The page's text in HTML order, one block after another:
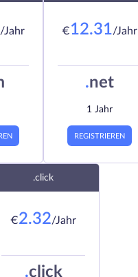
/Jahr €12.31/Jahr
.net
1 Jahr
REGISTRIEREN
.click
€2.32/Jahr
.click